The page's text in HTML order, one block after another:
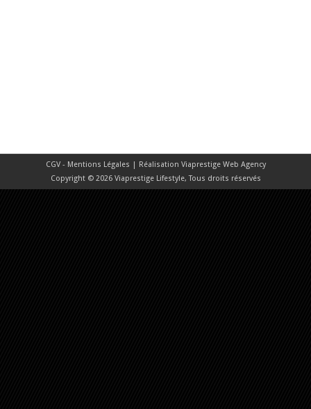
CGV - Mentions Légales | Réalisation Viaprestige Web Agency
Copyright © 2026 Viaprestige Lifestyle, Tous droits réservés